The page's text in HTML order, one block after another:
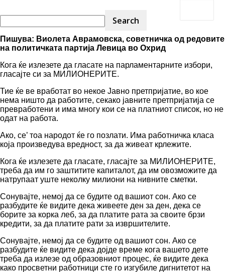
Пишува: Виолета Аврамовска, советничка од редовите
на политичката партија Левица во Охрид
Кога ќе излезете да гласате на парламентарните избори,
гласајте си за МИЛИОНЕРИТЕ.
Тие ќе ве вработат во некое Јавно претпријатие, во кое
нема ништо да работите, секако јавните претпријатија се
превработени и има многу кои се на платниот список, но не
одат на работа.
Ако, се’ тоа народот ќе го позлати. Има работничка класа
која произведува вредност, за да живеат крлежите.
Кога ќе излезете да гласате, гласајте за МИЛИОНЕРИТЕ,
треба да им го заштитите капиталот, да им овозможите да
натрупаат уште неколку милиони на нивните сметки.
Сонувајте, немој да се будите од вашиот сон. Ако се
разбудите ќе видите дека живеете ден за ден, дека се
борите за корка леб, за да платите рата за своите брзи
кредити, за да платите рати за извршителите.
Сонувајте, немој да се будите од вашиот сон. Ако се
разбудите ќе видите дека дојде време кога вашето дете
треба да излезе од образовниот процес, ќе видите дека
како просветни работници сте го изгубиле дигнитетот на